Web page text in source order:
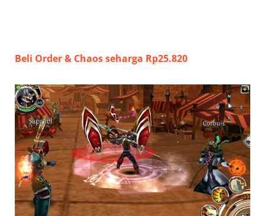
Beli Order & Chaos seharga Rp25.820